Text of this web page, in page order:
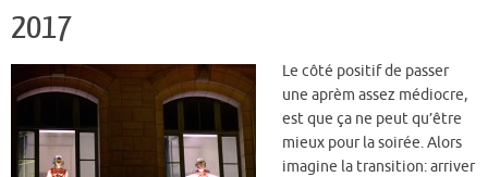
2017
Le côté positif de passer
une aprèm assez médiocre,
est que ça ne peut qu’être
mieux pour la soirée. Alors
imagine la transition: arriver